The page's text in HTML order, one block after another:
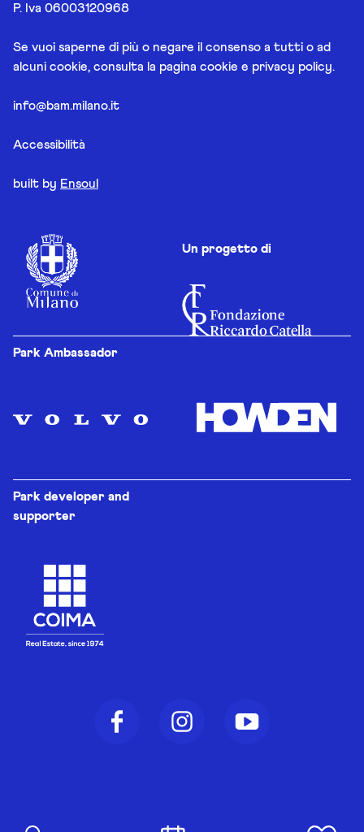
P. Iva 06003120968
Se vuoi saperne di più o negare il consenso a tutti o ad
alcuni cookie, consulta la pagina cookie e privacy policy.
info@bam.milano.it
Accessibilità
built by Ensoul
Un progetto di
Park Ambassador
Park developer and
supporter